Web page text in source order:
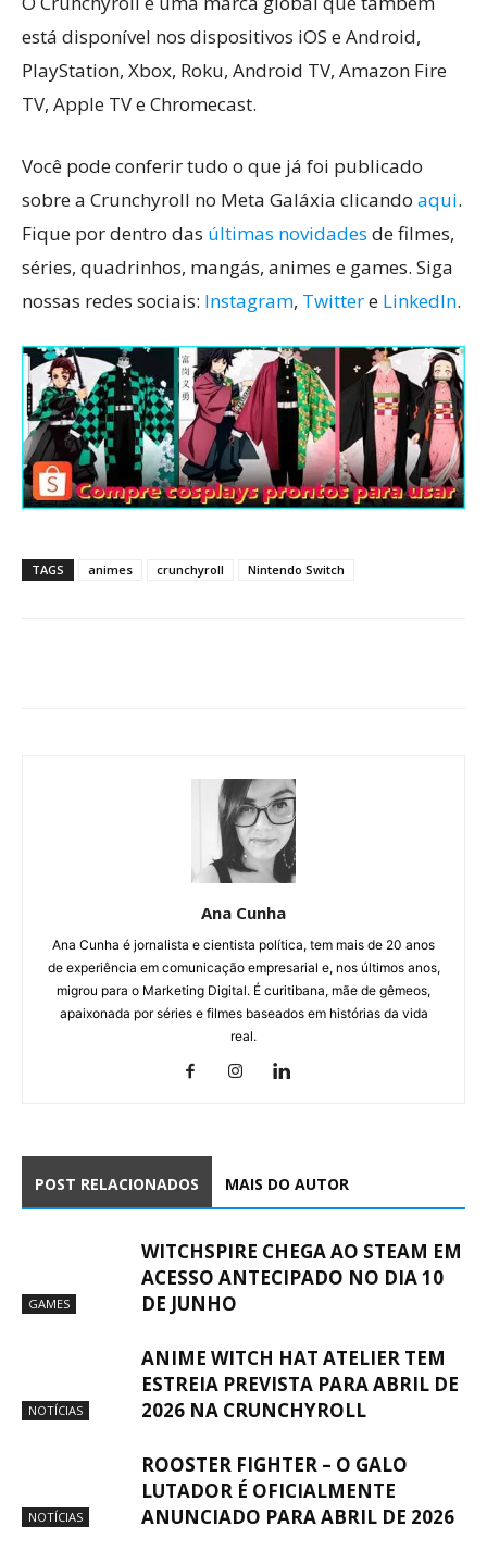
está disponível nos dispositivos iOS e Android,
PlayStation, Xbox, Roku, Android TV, Amazon Fire
TV, Apple TV e Chromecast.
Você pode conferir tudo o que já foi publicado
sobre a Crunchyroll no Meta Galáxia clicando aqui.
Fique por dentro das últimas novidades de filmes,
séries, quadrinhos, mangás, animes e games. Siga
nossas redes sociais: Instagram, Twittere LinkedIn.
TAGS animes crunchyroll Nintendo Switch
Ana Cunha
Ana Cunha é jornalista e cientista política, tem mais de 20 anos
de experiência em comunicação empresarial e, nos últimos anos,
migrou para o Marketing Digital. É curitibana, mãe de gêmeos,
apaixonada por séries e filmes baseados em histórias da vida
real.
POST RELACIONADOS MAIS DO AUTOR
GAMES
WITCHSPIRE CHEGA AO STEAM EM
ACESSO ANTECIPADO NO DIA 10
DE JUNHO
NOTÍCIAS
ANIME WITCH HAT ATELIER TEM
ESTREIA PREVISTA PARA ABRIL DE
2026 NA CRUNCHYROLL
NOTÍCIAS
ROOSTER FIGHTER – O GALO
LUTADOR É OFICIALMENTE
ANUNCIADO PARA ABRIL DE 2026